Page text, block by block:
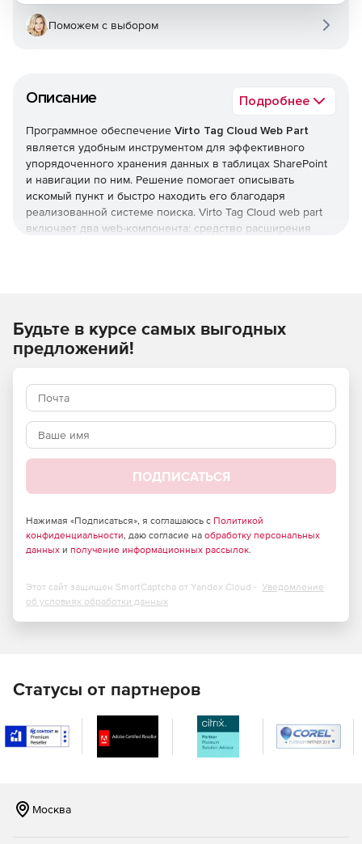
Описание Подробнее
Программное обеспечение Virto Tag Cloud Web Part
является удобным инструментом для эффективного
упорядоченного хранения данных в таблицах SharePoint
и навигации по ним. Решение помогает описывать
искомый пункт и быстро находить его благодаря
реализованной системе поиска. Virto Tag Cloud web part
включает два web-компонента: средство расширения
Функция взаимосвязи списка ярлыков и любой базы
Использование html-инструмента визуального
представления списка, изменения размера, цвета и
Поможем с выбором
Будьте в курсе самых выгодных
предложений!
ПОДПИСАТЬСЯ
Нажимая «Подписаться», я соглашаюсь с Политикой
конфиденциальности, даю согласие на обработку персональных
данных и получение информационных рассылок.
Этот сайт защищен SmartCaptcha от Yandex Cloud - Уведомление
об условиях обработки данных
Статусы от партнеров
Москва